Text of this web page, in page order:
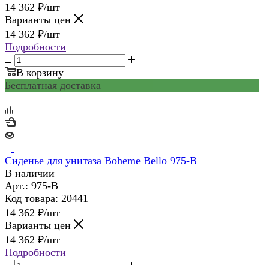
14 362 ₽/шт
Варианты цен
14 362 ₽/шт
Подробности
В корзину
Бесплатная доставка
Сиденье для унитаза Boheme Bello 975-B
В наличии
Арт.: 975-B
Код товара: 20441
14 362 ₽/шт
Варианты цен
14 362 ₽/шт
Подробности